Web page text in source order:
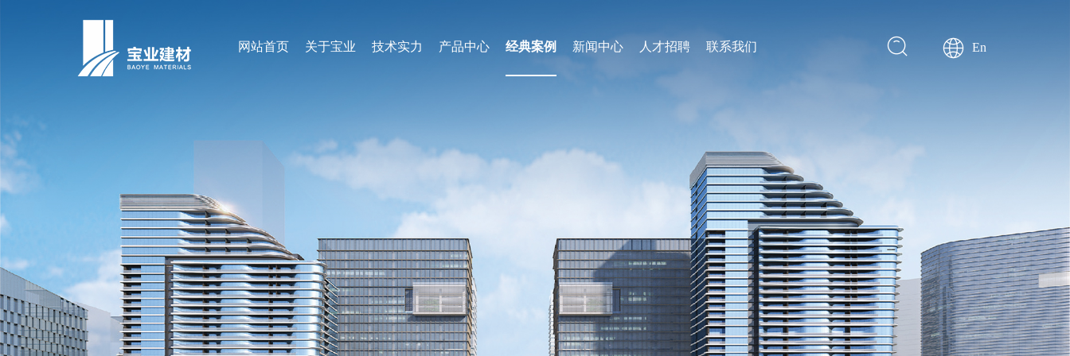
网站首页 关于宝业 技术实力 产品中心 经典案例 新闻中心 人才招聘 联系我们 En